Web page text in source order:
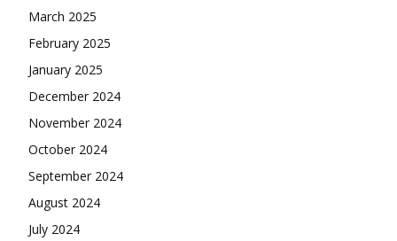
March 2025
February 2025
January 2025
December 2024
November 2024
October 2024
September 2024
August 2024
July 2024